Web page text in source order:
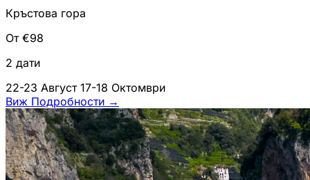
Кръстова гора
От €98
2 дати
22-23 Август 17-18 Октомври
Виж Подробности →